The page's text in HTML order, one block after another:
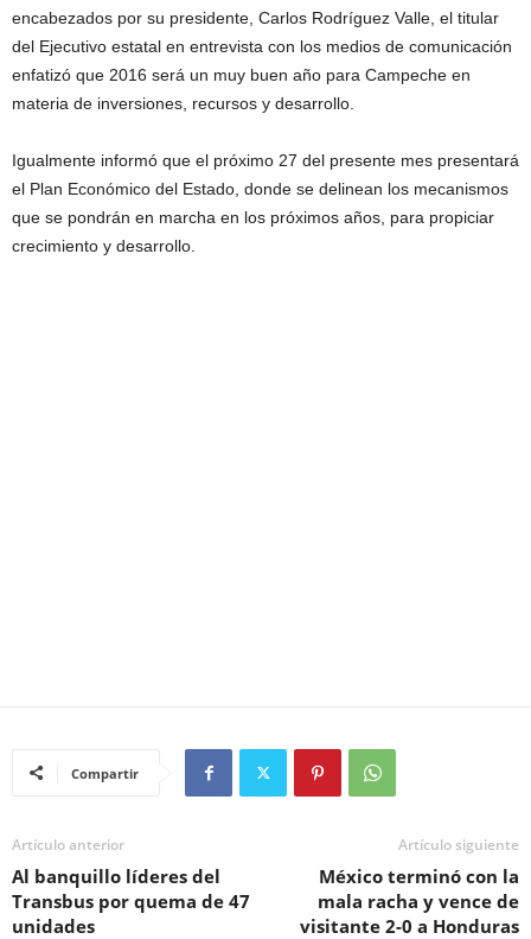
encabezados por su presidente, Carlos Rodríguez Valle, el titular
del Ejecutivo estatal en entrevista con los medios de comunicación
enfatizó que 2016 será un muy buen año para Campeche en
materia de inversiones, recursos y desarrollo.
Igualmente informó que el próximo 27 del presente mes presentará
el Plan Económico del Estado, donde se delinean los mecanismos
que se pondrán en marcha en los próximos años, para propiciar
crecimiento y desarrollo.
Compartir
Artículo anterior
Al banquillo líderes del
Transbus por quema de 47
unidades
Artículo siguiente
México terminó con la
mala racha y vence de
visitante 2-0 a Honduras